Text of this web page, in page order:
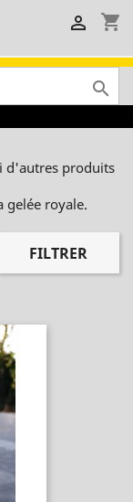
shopping_cart


d'autres produits
gelée royale.
FILTRER